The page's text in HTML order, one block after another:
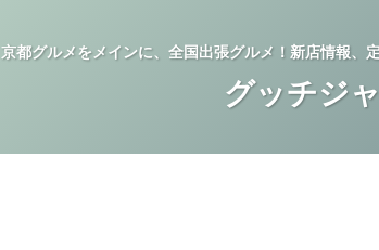
京都グルメをメインに、全国出張グルメ！新店情報、
グッチジ